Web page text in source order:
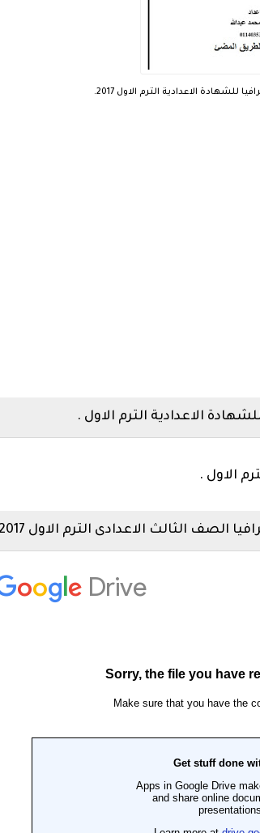
للشهادة الاعدادية الترم الاول 2017.
الاعدادية الترم الاول .
الاول .
الثالث الاعدادى الترم الاول 2017 .